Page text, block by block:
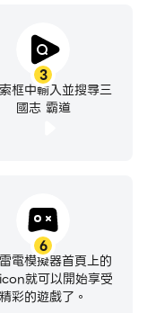
3
框中輸入並搜尋三
國志 霸道
6
電模擬器首頁上的
就可以開始享受
精彩的遊戲了。